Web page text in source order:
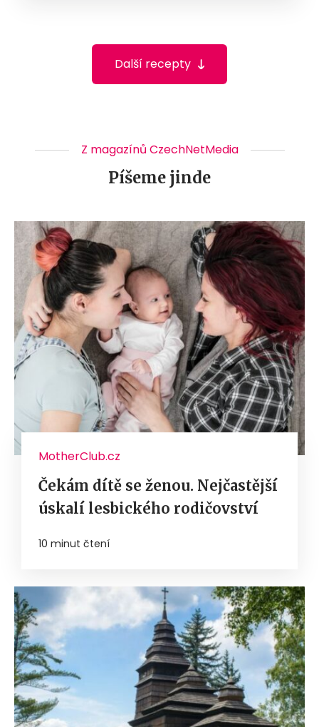
Další recepty
Z magazínů CzechNetMedia
Píšeme jinde
MotherClub.cz
Čekám dítě se ženou. Nejčastější
úskalí lesbického rodičovství
10 minut čtení